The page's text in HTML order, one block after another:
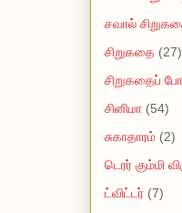
சவால்
சிறுகதை (27)
சிறுகதைப்
சினிமா (54)
சுகாதாரம் (2)
டெரர் கும்மி
ட்விட்டர் (7)